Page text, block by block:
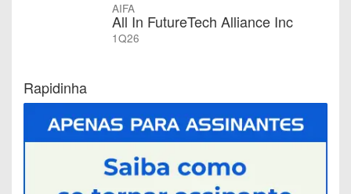
AIFA
All In FutureTech Alliance Inc
1Q26
Rapidinha